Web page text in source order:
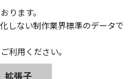
ります。
しない制作業界標準のデータで
利用ください。
拡張子